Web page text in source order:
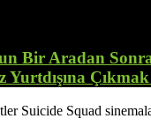
Bir Aradan
Yurtdışına
Suicide Squad